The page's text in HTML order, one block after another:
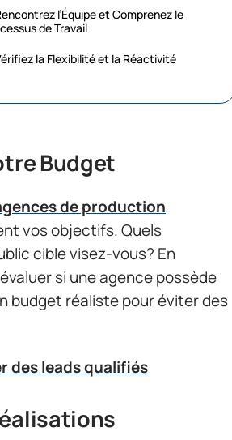
l’Équipe et Comprenez le
de Travail
la Flexibilité et la Réactivité
Budget
de production
vos objectifs. Quels
cible visez-vous? En
si une agence possède
budget réaliste pour éviter des
des leads qualifiés